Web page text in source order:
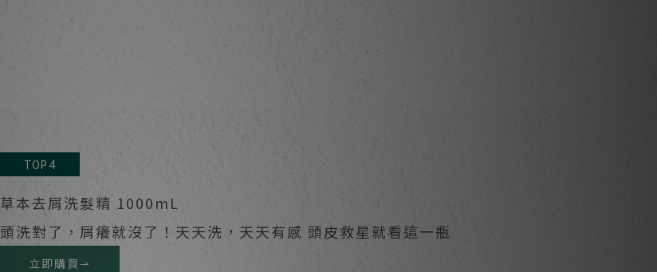
TOP 4
草本去屑洗髮精 1000mL
頭洗對了，屑癢就沒了！天天洗，天天有感 頭皮救星就看這一瓶
立即購買⇀